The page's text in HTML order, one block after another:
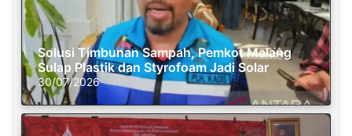
Solusi Timbunan Sampah, Pemkot Malang
Sulap Plastik dan Styrofoam Jadi Solar
30/07/2026